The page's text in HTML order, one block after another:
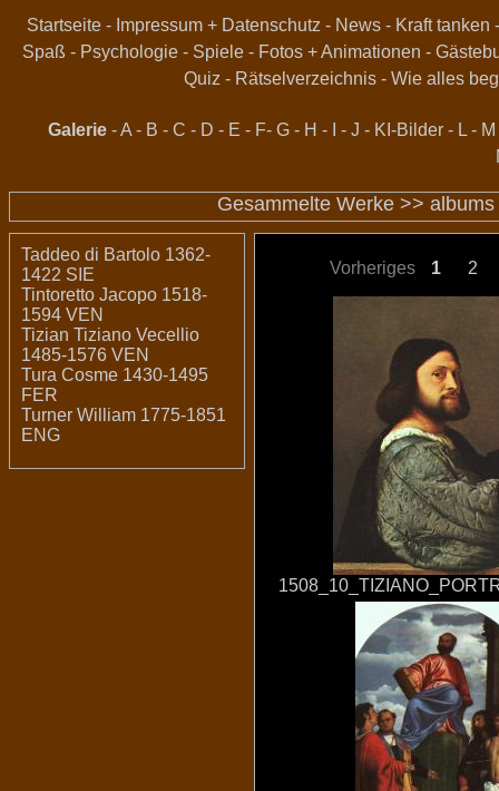
Startseite - Impressum + Datenschutz - News - Kraft tanken
Spaß - Psychologie - Spiele - Fotos + Animationen -
Quiz - Rätselverzeichnis - Wie alles
Galerie -A - B - C - D - E - F- G - H - - J - KI-Bilder - L - M
Gesammelte Werke >> albums
Taddeo di Bartolo 1362-
1422 SIE
Tintoretto Jacopo 1518-
1594 VEN
Tizian Tiziano Vecellio
1485-1576 VEN
Tura Cosme 1430-1495
FER
Turner William 1775-1851
ENG
Vorheriges 1 2